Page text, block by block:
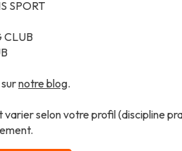
SPORT
CLUB
notre blog.
selon votre profil (discipline